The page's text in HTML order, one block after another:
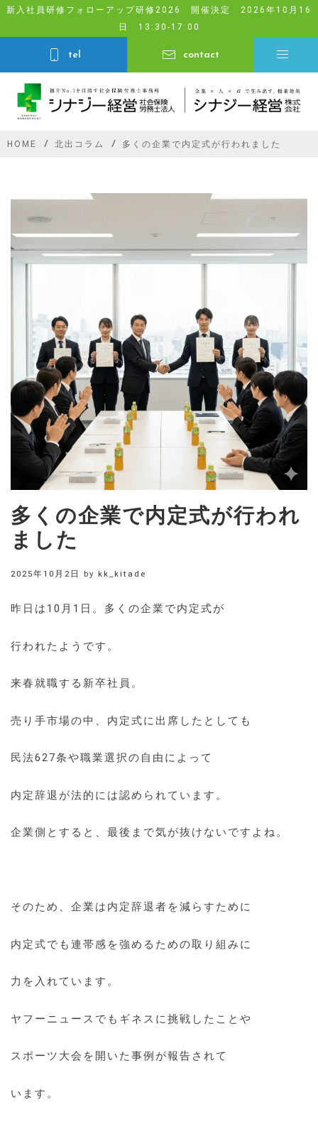
Skip
新入社員研修フォローアップ研修2026 開催決定 2026年10月16
日 13:30-17:00
tel contact
HOME 北出コラム 多くの企業で内定式が行われました
多くの企業で内定式が行われ
ました
2025年10月2日 by kk_kitade
昨日は10月1日。多くの企業で内定式が
行われたようです。
来春就職する新卒社員。
売り手市場の中、内定式に出席したとしても
民法627条や職業選択の自由によって
内定辞退が法的には認められています。
企業側とすると、最後まで気が抜けないですよね。
そのため、企業は内定辞退者を減らすために
内定式でも連帯感を強めるための取り組みに
力を入れています。
ヤフーニュースでもギネスに挑戦したことや
スポーツ大会を開いた事例が報告されて
います。